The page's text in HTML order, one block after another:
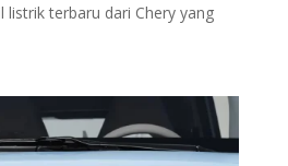
listrik terbaru dari Chery yang